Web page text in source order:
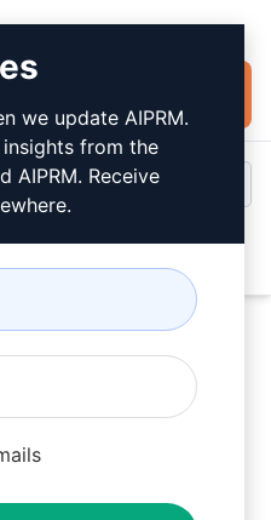
gratuitamente
Prompt
we update AIPRM.
from the
AIPRM. Receive